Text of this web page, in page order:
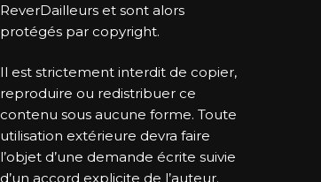
ReverDailleurs et sont alors
protégés par copyright.
Il est strictement interdit de copier,
reproduire ou redistribuer ce
contenu sous aucune forme. Toute
utilisation extérieure devra faire
l’objet d’une demande écrite suivie
d’un accord explicite de l’auteur.